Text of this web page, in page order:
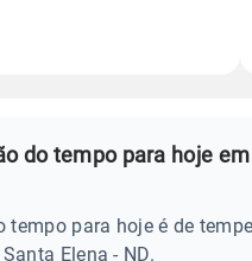
do tempo para hoje
tempo para hoje é de
Elena - ND.